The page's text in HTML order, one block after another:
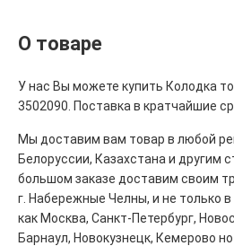
О товаре
У нас Вы можете купить Колодка
3502090. Поставка в кратчайшие
Мы доставим вам товар в любой
Белоруссии, Казахстана и другим
большом заказе доставим своим
г. Набережные Челны, и не только
как Москва, Санкт-Петербург,
Барнаул, Новокузнецк, Кемерово